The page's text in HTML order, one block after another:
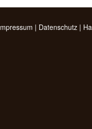
| Datenschutz|